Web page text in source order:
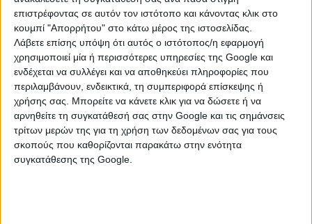
επιστρέφοντας σε αυτόν τον ιστότοπο και κάνοντας κλικ στο
κουμπί "Απορρήτου" στο κάτω μέρος της ιστοσελίδας.
Λάβετε επίσης υπόψη ότι αυτός ο ιστότοπος/η εφαρμογή
χρησιμοποιεί μία ή περισσότερες υπηρεσίες της Google και
ενδέχεται να συλλέγει και να αποθηκεύει πληροφορίες που
περιλαμβάνουν, ενδεικτικά, τη συμπεριφορά επίσκεψης ή
χρήσης σας. Μπορείτε να κάνετε κλικ για να δώσετε ή να
αρνηθείτε τη συγκατάθεσή σας στην Google και τις σημάνσεις
τρίτων μερών της για τη χρήση των δεδομένων σας για τους
σκοπούς που καθορίζονται παρακάτω στην ενότητα
συγκατάθεσης της Google.
ΚΑΤΗΓΟΡΙΕΣ
ΜΗΧΑΝΗΜΑΤΑ - ΕΡΓΑΛΕΙΑ
Δομικά Μηχανήματα